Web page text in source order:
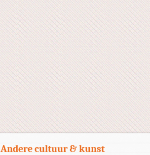
Andere cultuur & kunst